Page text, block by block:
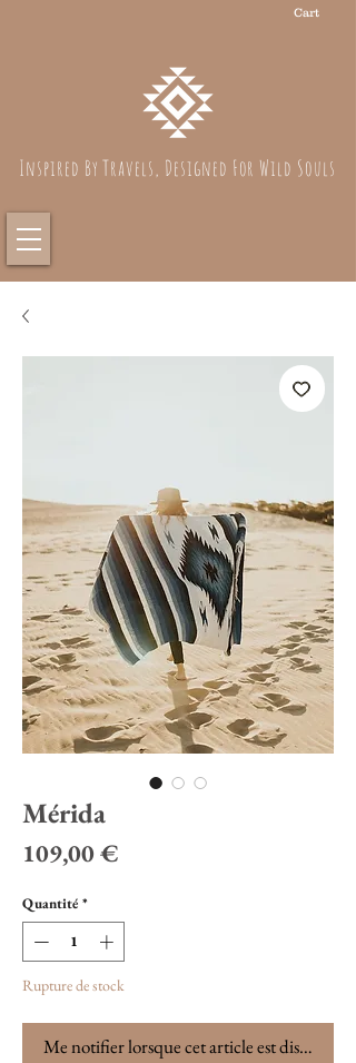
Cart
Inspired By Travels, Designed For Wild Souls
Mérida
109,00 €Prix
Quantité *
Rupture de stock
Me notifier lorsque cet article est disponible